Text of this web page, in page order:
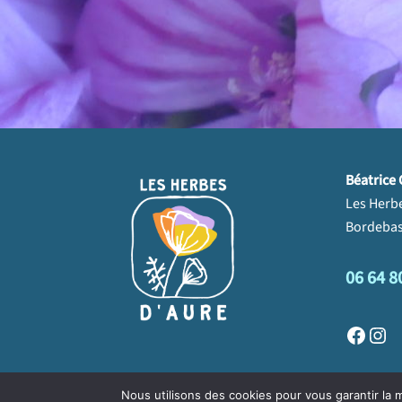
page
du
produit
Béatrice
Les
06 64
Nous utilisons des cookies pour vous garantir